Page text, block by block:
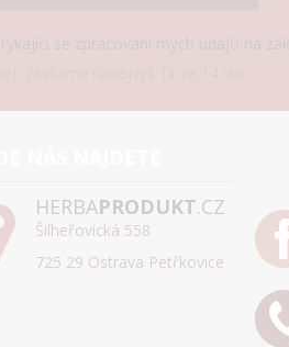
se zpracování mých údajů na
HERBAPRODUKT.CZ
Šilheřovická 558
725 29 Ostrava Petřkovice